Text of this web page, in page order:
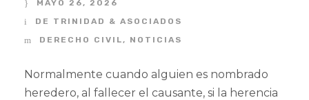
MAYO 26, 2026
DE TRINIDAD & ASOCIADOS
DERECHO CIVIL, NOTICIAS
Normalmente cuando alguien es nombrado
heredero, al fallecer el causante, si la herencia